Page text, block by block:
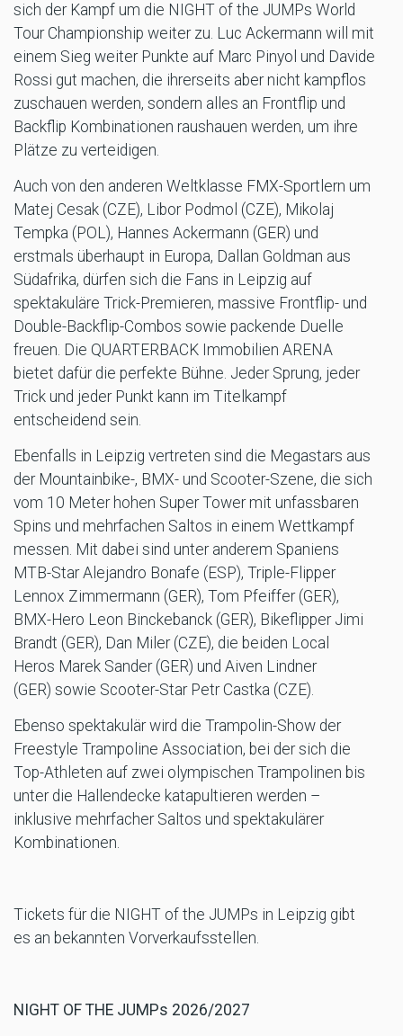
sich der Kampf um die NIGHT of the JUMPs World
Tour Championship weiter zu. Luc Ackermann will mit
einem Sieg weiter Punkte auf Marc Pinyol und Davide
Rossi gut machen, die ihrerseits aber nicht kampflos
zuschauen werden, sondern alles an Frontflip und
Backflip Kombinationen raushauen werden, um ihre
Plätze zu verteidigen.
Auch von den anderen Weltklasse FMX-Sportlern um
Matej Cesak (CZE), Libor Podmol (CZE), Mikolaj
Tempka (POL), Hannes Ackermann (GER) und
erstmals überhaupt in Europa, Dallan Goldman aus
Südafrika, dürfen sich die Fans in Leipzig auf
spektakuläre Trick-Premieren, massive Frontflip- und
Double-Backflip-Combos sowie packende Duelle
freuen. Die QUARTERBACK Immobilien ARENA
bietet dafür die perfekte Bühne. Jeder Sprung, jeder
Trick und jeder Punkt kann im Titelkampf
entscheidend sein.
Ebenfalls in Leipzig vertreten sind die Megastars aus
der Mountainbike-, BMX- und Scooter-Szene, die sich
vom 10 Meter hohen Super Tower mit unfassbaren
Spins und mehrfachen Saltos in einem Wettkampf
messen. Mit dabei sind unter anderem Spaniens
MTB-Star Alejandro Bonafe (ESP), Triple-Flipper
Lennox Zimmermann (GER), Tom Pfeiffer (GER),
BMX-Hero Leon Binckebanck (GER), Bikeflipper Jimi
Brandt (GER), Dan Miler (CZE), die beiden Local
Heros Marek Sander (GER) und Aiven Lindner
(GER) sowie Scooter-Star Petr Castka (CZE).
Ebenso spektakulär wird die Trampolin-Show der
Freestyle Trampoline Association, bei der sich die
Top-Athleten auf zwei olympischen Trampolinen bis
unter die Hallendecke katapultieren werden –
inklusive mehrfacher Saltos und spektakulärer
Kombinationen.
Tickets für die NIGHT of the JUMPs in Leipzig gibt
es an bekannten Vorverkaufsstellen.
NIGHT OF THE JUMPs 2026/2027